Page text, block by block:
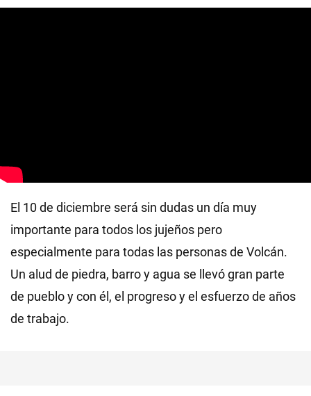
El 10 de diciembre será sin dudas un día muy
importante para todos los jujeños pero
especialmente para todas las personas de Volcán.
Un alud de piedra, barro y agua se llevó gran parte
de pueblo y con él, el progreso y el esfuerzo de años
de trabajo.